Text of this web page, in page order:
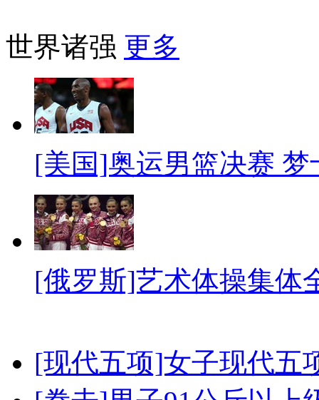
世界诸强 更多
[美国]奥运男篮决赛
[俄罗斯]艺术体操集体
[现代五项]女子现代五